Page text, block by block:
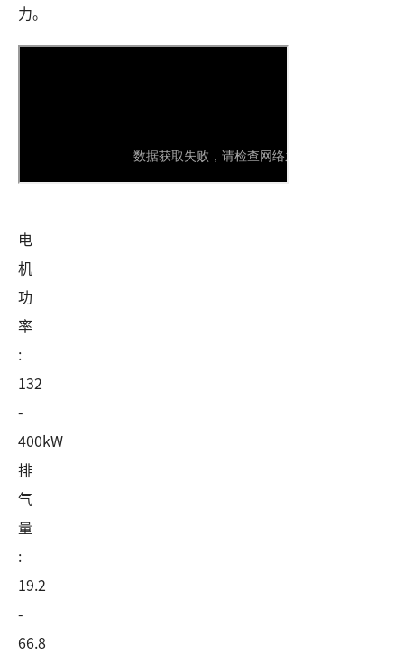
力。
电
机
功
率
:
132
-
400kW
排
气
量
:
19.2
-
66.8